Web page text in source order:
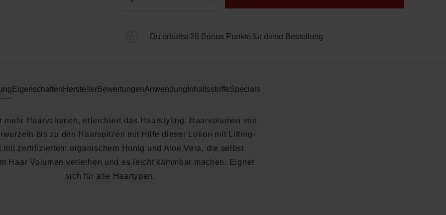
Du erhältst 28 Bonus Punkte für diese Bestellung
Eigenschaften HerstellerBewertungenAnwendung InhaltsstoffeSpecials
mehr Haarvolumen, erleichtert das Haarstyling. Haarvolumen von
bis zu den Haarspitzen mit Hilfe dieser Lotion mit Lifting-
mit zertifiziertem organischem Honig und Aloe Vera, die selbst
Haar Volumen verleihen und es leicht kämmbar machen. Eignet
sich für alle Haartypen.